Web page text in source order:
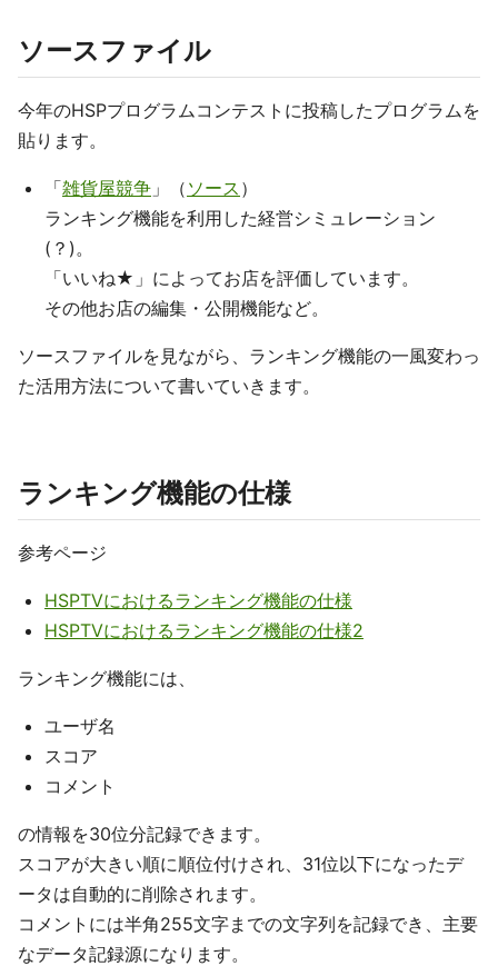
ソースファイル
今年のHSPプログラムコンテストに投稿したプログラムを
貼ります。
「雑貨屋競争 」（ ソース ）
ランキング機能を利用した経営シミュレーション
(？)。
「いいね★」によってお店を評価しています。
その他お店の編集・公開機能など。
ソースファイルを見ながら、ランキング機能の一風変わっ
た活用方法について書いていきます。
ランキング機能の仕様
参考ページ
HSPTVにおけるランキング機能の仕様
HSPTVにおけるランキング機能の仕様2
ランキング機能には、
ユーザ名
スコア
コメント
の情報を30位分記録できます。
スコアが大きい順に順位付けされ、31位以下になったデ
ータは自動的に削除されます。
コメントには半角255文字までの文字列を記録でき、主要
なデータ記録源になります。